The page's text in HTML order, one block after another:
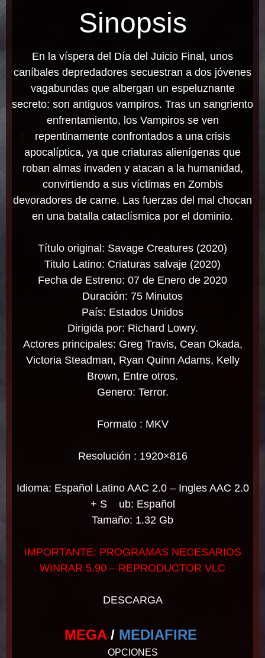
Sinopsis
En la víspera del Día del Juicio Final, unos
caníbales depredadores secuestran a dos jóvenes
vagabundas que albergan un espeluznante
secreto: son antiguos vampiros. Tras un sangriento
enfrentamiento, los Vampiros se ven
repentinamente confrontados a una crisis
apocalíptica, ya que criaturas alienígenas que
roban almas invaden y atacan a la humanidad,
convirtiendo a sus víctimas en Zombis
devoradores de carne. Las fuerzas del mal chocan
en una batalla cataclísmica por el dominio.
Título original: Savage Creatures (2020)
Titulo Latino: Criaturas salvaje (2020)
Fecha de Estreno: 07 de Enero de 2020
Duración: 75 Minutos
País: Estados Unidos
Dirigida por: Richard Lowry.
Actores principales: Greg Travis, Cean Okada,
Victoria Steadman, Ryan Quinn Adams, Kelly
Brown, Entre otros.
Genero: Terror.
Formato : MKV
Resolución : 1920×816
Idioma: Español Latino AAC 2.0 – Ingles AAC 2.0
+ Sub: Español
Tamaño: 1.32 Gb
IMPORTANTE: PROGRAMAS NECESARIOS
WINRAR 5.90 – REPRODUCTOR VLC
DESCARGA
MEGA/ MEDIAFIRE
OPCIONES